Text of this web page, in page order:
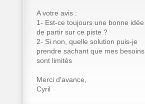
A votre avis :
1- Est-ce toujours une bonne idée
de partir sur ce piste ?
2- Si non, quelle solution puis-je
prendre sachant que mes besoins
sont limités
Merci d'avance,
Cyril